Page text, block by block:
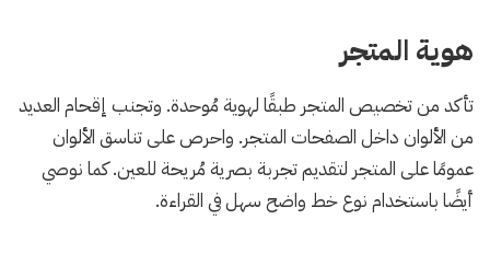
هوية المتجر
تأكد من تخصيص المتجر طبقًا لهوية مُوحدة. وتجنب إقحام العديد
من الألوان داخل الصفحات المتجر. واحرص على تناسق الألوان
عمومًا على المتجر لتقديم تجربة بصرية مُريحة للعين. كما نوصي
أيضًا باستخدام نوع خط واضح سهل في القراءة.